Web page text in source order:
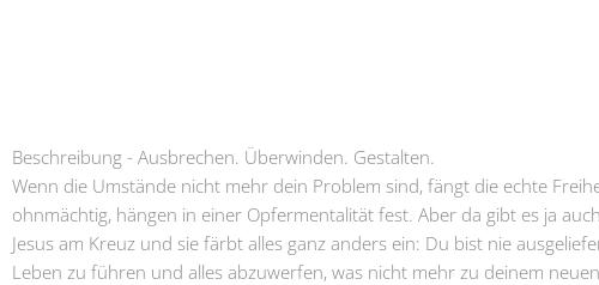
Beschreibung - Ausbrechen. Überwinden. Gestalten.
Wenn die Umstände nicht mehr dein Problem sind, fängt die echte
ohnmächtig, hängen in einer Opfermentalität fest. Aber da gibt es ja
Jesus am Kreuz und sie färbt alles ganz anders ein: Du bist nie
Leben zu führen und alles abzuwerfen, was nicht mehr zu deinem